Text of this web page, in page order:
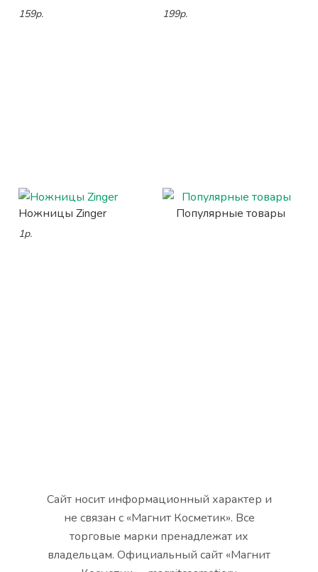
159р. 199р.
Ножницы Zinger
1р.
Популярные товары
Сайт носит информационный характер и
не связан с «Магнит Косметик». Все
торговые марки пренадлежат их
владельцам. Официальный сайт «Магнит